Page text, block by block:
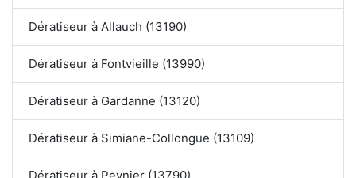
Dératiseur à Allauch (13190)
Dératiseur à Fontvieille (13990)
Dératiseur à Gardanne (13120)
Dératiseur à Simiane-Collongue (13109)